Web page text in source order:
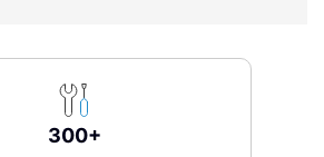
300+